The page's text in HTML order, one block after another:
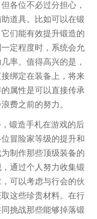
各位不必过分担心，
道具。比如可以在锻
们能有效提升锻造的
定程度时，系统会允
率。值得高兴的是，
绑定在装备上，将来
属性是可以直接传承
费之前的努力。
锻造手札在游戏的后
冒险家等级的提升和
制作那些顶级装备的
通过个人努力收集锻
可以考虑与行会的伙
这些珍贵材料。在行
挑战那些能够掉落锻